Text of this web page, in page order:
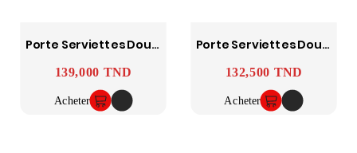
Porte Serviettes Double Mobile Ward SANA SOPAL
Prix
139,000 TND
Acheter
Porte Serviettes Double Ward SANA SOPAL
Prix
132,500 TND
Acheter